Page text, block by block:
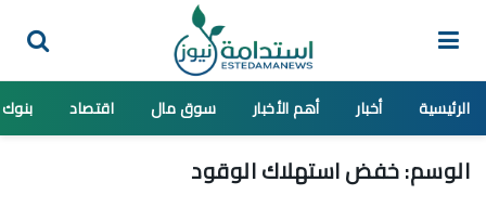
الرئيسية أخبار أهم الأخبار سوق مال اقتصاد بنوك
الوسم:خفض استهلاك الوقود